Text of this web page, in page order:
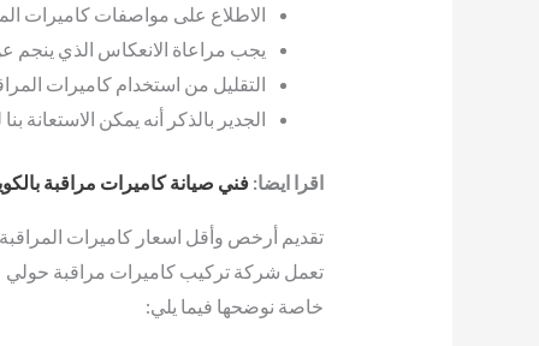
الاطلاع على مواصفات كاميرات
يجب مراعاة الانعكاس الذي ينجم
التقليل من استخدام كاميرات
الجدير بالذكر أنه يمكن
اقرا ايضا: فني صيانة كاميرات مراقبة
تقديم أرخص وأقل اسعار كاميرات المراقبة
تعمل شركة تركيب كاميرات مراقبة حولي
خاصة نوضحها فيما يلي: